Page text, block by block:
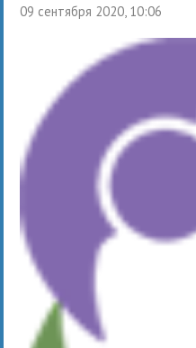
09 сентября 2020, 10:06